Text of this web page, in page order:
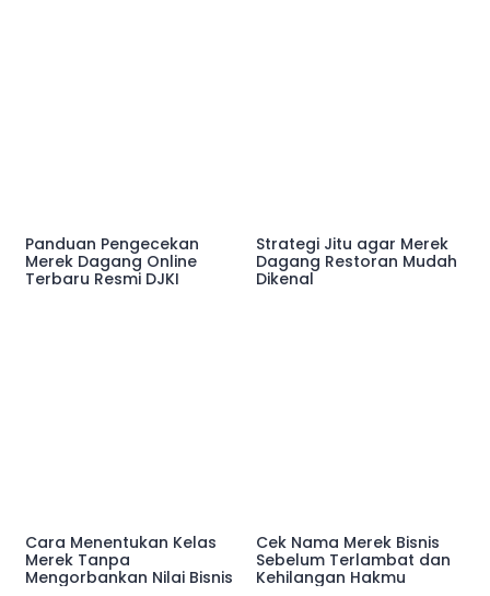
Panduan Pengecekan
Merek Dagang Online
Terbaru Resmi DJKI
Strategi Jitu agar Merek
Dagang Restoran Mudah
Dikenal
Cara Menentukan Kelas
Merek Tanpa
Mengorbankan Nilai Bisnis
Cek Nama Merek Bisnis
Sebelum Terlambat dan
Kehilangan Hakmu